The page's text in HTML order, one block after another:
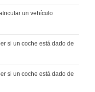
un vehículo
si un coche está dado de
si un coche está dado de